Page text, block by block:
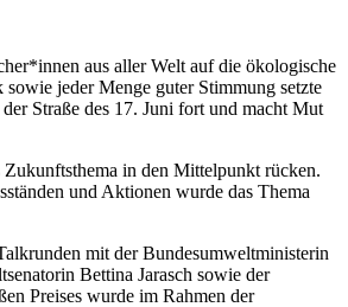
aus aller Welt auf die ökologische
jeder Menge guter Stimmung setzte
Straße des 17. Juni fort und macht Mut
in den Mittelpunkt rücken.
und Aktionen wurde das Thema
mit der Bundesumweltministerin
Bettina Jarasch sowie der
Preises wurde im Rahmen der